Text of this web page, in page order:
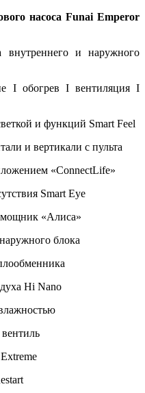
насоса Funai Emperor
внутреннего и наружного
I обогрев I вентиляция I
и функций Smart Feel
и вертикали с пульта
«ConnectLife»
Smart Eye
«Алиса»
блока
Нi Nano